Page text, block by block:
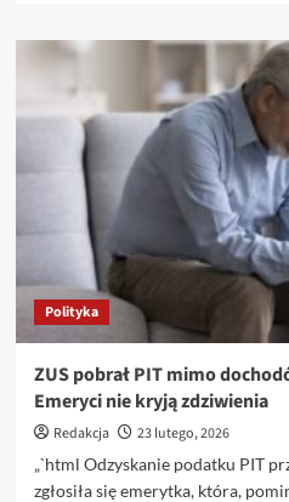
o
USA–
Polska
według
Trumpa.
Jego
wypowiedź
wrażenie
Polityka
ZUS pobrał PIT mimo
Emeryci nie kryją zdziwienia
Redakcja
23 lutego, 2026
„`html Odzyskanie podatku PIT
zgłosiła się emerytka, która,